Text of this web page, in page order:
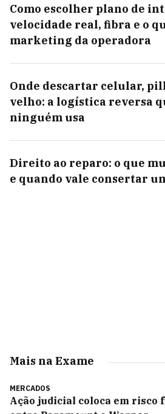
Como escolher plano de
velocidade real, fibra e o
marketing da operadora
Onde descartar celular,
velho: a logística reversa
ninguém usa
Direito ao reparo: o que
e quando vale consertar
Mais na Exame
MERCADOS
Ação judicial coloca em risco